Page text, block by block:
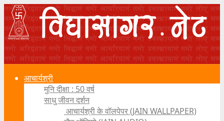
आचार्यश्री
मुनि दीक्षा : 50 वर्ष
साधु जीवन दर्शन
आचार्यश्री के वॉलपेपर (JAIN WALLPAPER)